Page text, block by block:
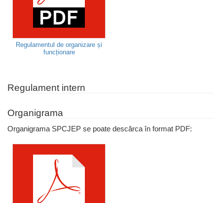
Regulamentul de organizare și
funcționare
Regulament intern
Organigrama
Organigrama SPCJEP se poate descărca în format PDF: